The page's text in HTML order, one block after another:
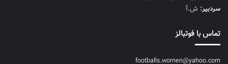
سردبیر: ش.آ
تماس با فوتبالز
footballs.women@yahoo.com